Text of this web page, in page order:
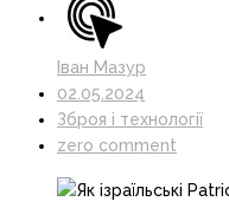
Іван Мазур
02.05.2024
Зброя і технології
zero comment